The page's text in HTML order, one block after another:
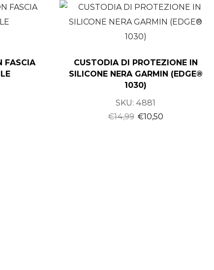
FASCIA
CUSTODIA DI PROTEZIONE IN
SILICONE NERA GARMIN (EDGE®
1030)
SKU: 4881
€14,99 €10,50